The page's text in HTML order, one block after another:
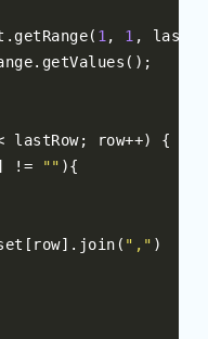
. getRange( 1, 1 ,
. getValues ();
lastRow; row++)
{
!= "" ){
[ row]. join ( "," )